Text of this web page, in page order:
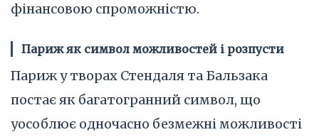
фінансовою спроможністю.
Париж як символ можливостей і розпусти
Париж у творах Стендаля та Бальзака
постає як багатогранний символ, що
уособлює одночасно безмежні можливості